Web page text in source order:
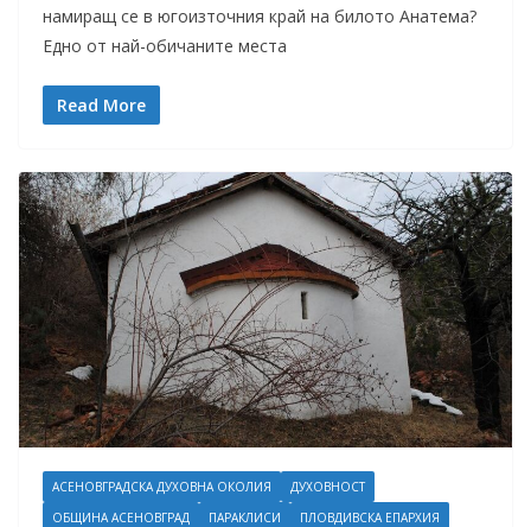
намиращ се в югоизточния край на билото Анатема?
Едно от най-обичаните места
Read More
АСЕНОВГРАДСКА ДУХОВНА ОКОЛИЯ
ДУХОВНОСТ
ОБЩИНА АСЕНОВГРАД
ПАРАКЛИСИ ПЛОВДИВСКА ЕПАРХИЯ